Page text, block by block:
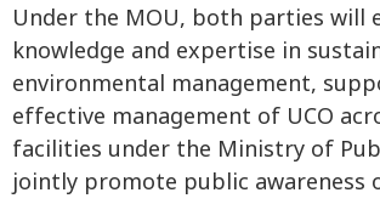
Under the MOU, both parties will
knowledge and expertise in
environmental management,
effective management of UCO
facilities under the Ministry of
jointly promote public awareness